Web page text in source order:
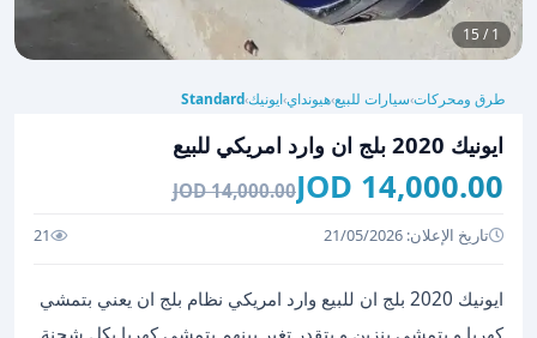
1 / 15
طرق ومحركات›سيارات للبيع›هيونداي›ايونيك›
Standard
ايونيك 2020 بلج ان وارد امريكي للبيع
14,000.00 JOD
14,000.00 JOD
تاريخ الإعلان: 21/05/2026 21
ايونيك 2020 بلج ان للبيع وارد امريكي نظام بلج ان يعني بتمشي